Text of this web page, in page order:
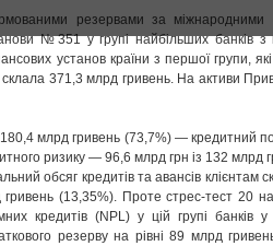
резервами за міжнародними
№351 у групі найбільших банків з
установ країни з першої групи,
371,3 млрд гривень. На активи
млрд гривень (73,7%) — кредитний
ризику — 96,6 млрд грн із 132 млрд
обсяг кредитів та авансів клієнтам
(13,35%). Проте стрес-тест 20
кредитів (NPL) у цій групі банків
резерву на рівні 89 млрд